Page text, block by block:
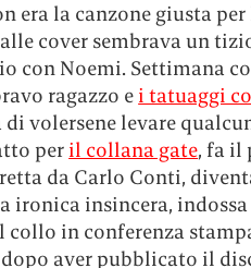
era la canzone giusta
cover sembrava un
con Noemi. Settimana
ragazzo e i tatuaggi
di volersene levare
per il collana gate, fa il
da Carlo Conti,
ironica insincera,
collo in conferenza
aver pubblicato il